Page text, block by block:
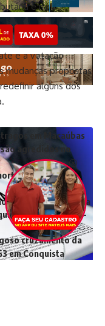
em Macaúbas
agredidos no
na Operação
Sudoeste apresenta
nesta segunda-
cruzamento da
em Conquista
e na
e a votação
mudanças propostas
alguns dos